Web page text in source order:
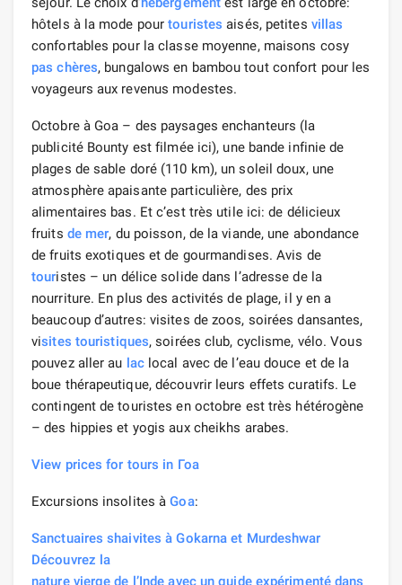
hôtels à la mode pourtouristes aisés, petites villas
confortables pour la classe moyenne, maisons cosy
pas chères, bungalows en bambou tout confort pour les
voyageurs aux revenus modestes.
Octobre à Goa – des paysages enchanteurs (la
publicité Bounty est filmée ici), une bande infinie de
plages de sable doré (110 km), un soleil doux, une
atmosphère apaisante particulière, des prix
alimentaires bas. Et c’est très utile ici: de délicieux
fruits de mer, du poisson, de la viande, une abondance
de fruits exotiques et de gourmandises. Avis de
touristes – un délice solide dans l’adresse de la
nourriture. En plus des activités de plage, il y en a
beaucoup d’autres: visites de zoos, soirées dansantes,
visites touristiques, soirées club, cyclisme, vélo. Vous
pouvez aller au laclocal avec de l’eau douce et de la
boue thérapeutique, découvrir leurs effets curatifs. Le
contingent de touristes en octobre est très hétérogène
– des hippies et yogis aux cheikhs arabes.
View prices for tours in Гоа
Excursions insolites àGoa:
Sanctuaires shaivites à Gokarna et Murdeshwar
Découvrez la
nature vierge de l’Inde avec un guide expérimenté dans